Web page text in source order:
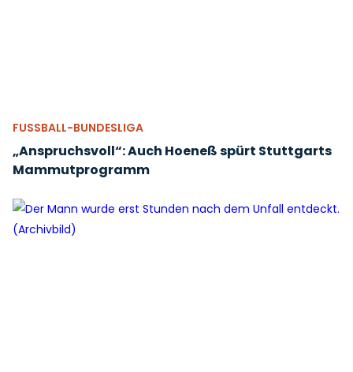
FUSSBALL-BUNDESLIGA
„Anspruchsvoll“: Auch Hoeneß spürt Stuttgarts
Mammutprogramm